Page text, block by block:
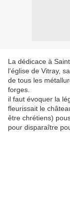
La dédicace à
l'église de Vitray,
de tous les
forges.
il faut évoquer la
fleurissait le
être chrétiens)
pour disparaître